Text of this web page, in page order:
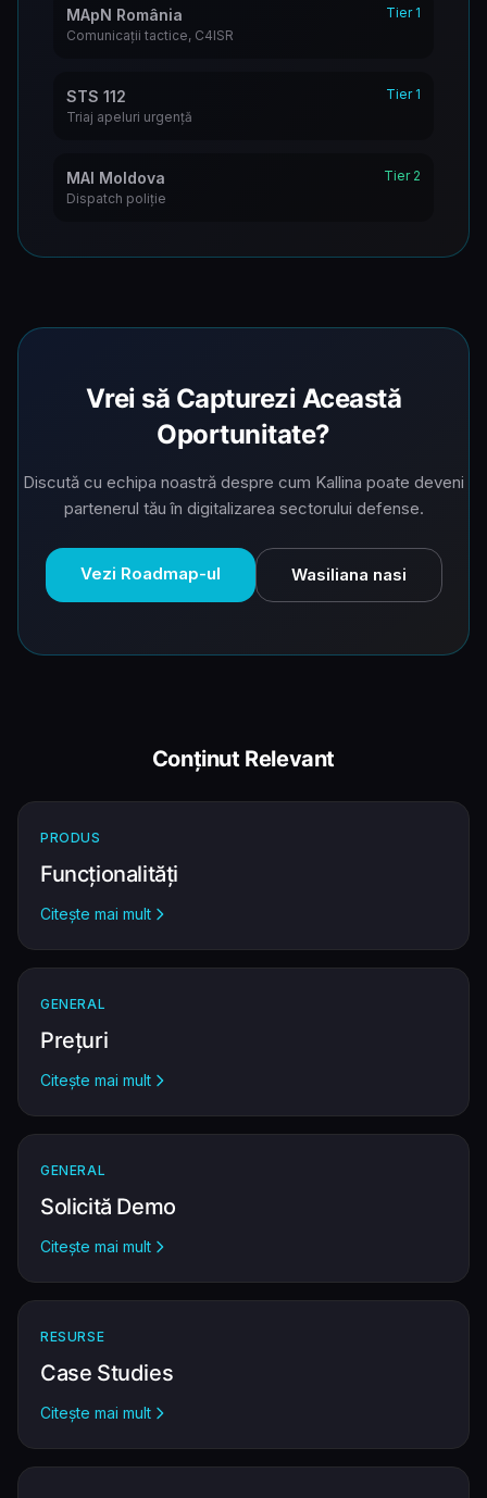
MApN România
Tier 1
Comunicații tactice, C4ISR
STS 112
Tier 1
Triaj apeluri urgență
MAI Moldova
Tier 2
Dispatch poliție
Vrei să Capturezi Această
Oportunitate?
Discută cu echipa noastră despre cum Kallina poate deveni
partenerul tău în digitalizarea sectorului defense.
Vezi Roadmap-ul Wasiliana nasi
Conținut Relevant
PRODUS
Funcționalități
Citește mai mult
GENERAL
Prețuri
Citește mai mult
GENERAL
Solicită Demo
Citește mai mult
RESURSE
Case Studies
Citește mai mult